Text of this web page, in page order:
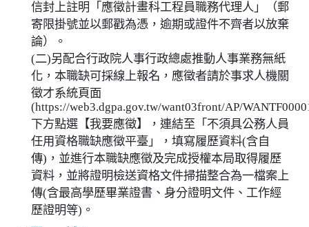
信封上註明「應徵計畫科工程員職務代理人」（郵
寄限掛號並以郵戳為憑，逾期或證件不齊者以放棄
論）。
(二)另配合行政院人事行政總處推動人事業務無紙
化，本職缺可採線上報名，應徵者請於事求人機關
徵才系統頁面
(https://web3.dgpa.gov.tw/want03front/AP/
下方點選【我要應徵】，連結至「不須具公務人員
任用資格職缺應徵平臺」，填寫履歷資料(含自
傳)，並進行本職缺應徵及完成授權本局取得履歷
資料，並將證明檢送資格文件掃描整合為一檔案上
傳(含最高學歷畢業證書、身分證明文件、工作經
歷證明等)。